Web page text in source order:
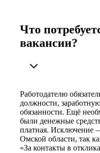
Что
вакансии?
Работодателю
должности,
обязанности. Ещё
были денежные
платная. Исключение
Омской области, так
«За контакты в